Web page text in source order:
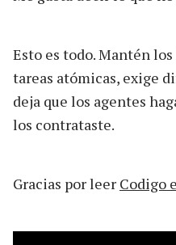
Esto es todo. Mantén
tareas atómicas, exige
deja que los agentes
los contrataste.
Gracias por leer Codigo